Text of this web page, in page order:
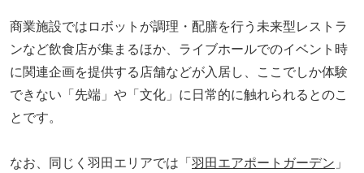
商業施設ではロボットが調理・配膳を行う未来型レストラ
ンなど飲食店が集まるほか、ライブホールでのイベント時
に関連企画を提供する店舗などが入居し、ここでしか体験
できない「先端」や「文化」に日常的に触れられるとのこ
とです。
なお、同じく羽田エリアでは「羽田エアポートガーデン 」